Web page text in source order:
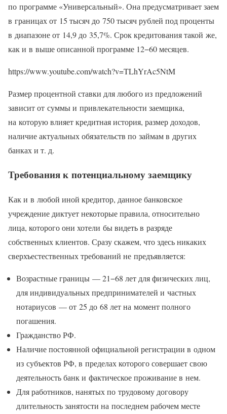
по программе «Универсальный». Она предусматривает заем
в границах от 15 тысяч до 750 тысяч рублей под проценты
в диапазоне от 14,9 до 35,7%. Срок кредитования такой же,
как и в выше описанной программе 12−60 месяцев.
https://www.youtube.com/watch?v=TLhYrAc5NtM
Размер процентной ставки для любого из предложений
зависит от суммы и привлекательности заемщика,
на которую влияет кредитная история, размер доходов,
наличие актуальных обязательств по займам в других
банках и т. д.
Требования к потенциальному заемщику
Как и в любой иной кредитор, данное банковское
учреждение диктует некоторые правила, относительно
лица, которого они хотели бы видеть в разряде
собственных клиентов. Сразу скажем, что здесь никаких
сверхъестественных требований не предъявляется:
Возрастные границы — 21−68 лет для физических лиц,
для индивидуальных предпринимателей и частных
нотариусов — от 25 до 68 лет на момент полного
погашения.
Гражданство РФ.
Наличие постоянной официальной регистрации в одном
из субъектов РФ, в пределах которого совершает свою
деятельность банк и фактическое проживание в нем.
Для работников, нанятых по трудовому договору
длительность занятости на последнем рабочем месте